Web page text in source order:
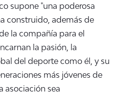
supone "una poderosa
construido, además de
la compañía para el
la pasión, la
del deporte como él, y su
más jóvenes de
asociación sea